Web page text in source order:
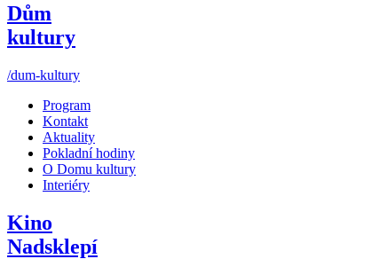
Dům
kultury
/dum-kultury
Program
Kontakt
Aktuality
Pokladní hodiny
O Domu kultury
Interiéry
Kino
Nadsklepí